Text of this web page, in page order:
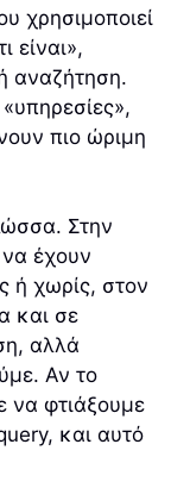
χρησιμοποιεί
είναι»,
αναζήτηση.
πιο ώριμη
Στην
έχουν
ή χωρίς, στον
και σε
αλλά
Αν το
φτιάξουμε
και αυτό